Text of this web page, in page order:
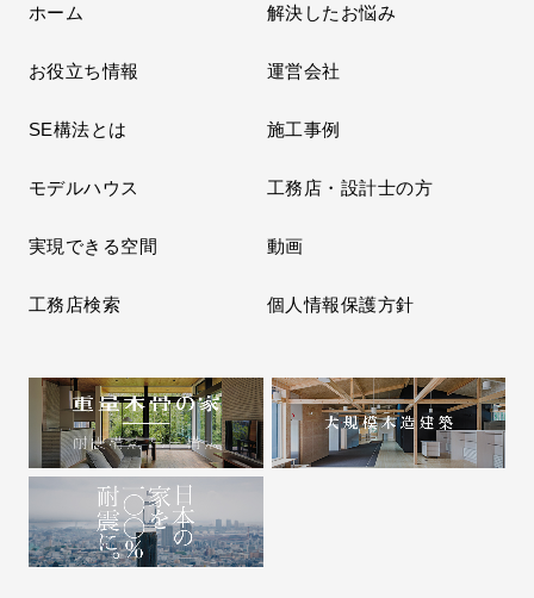
ホーム 解決したお悩み
お役立ち情報 運営会社
SE構法とは 施工事例
モデルハウス 工務店・設計士の方
実現できる空間 動画
工務店検索 個人情報保護方針